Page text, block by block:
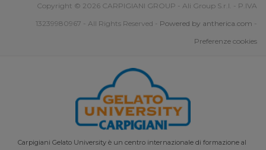
Copyright © 2026 CARPIGIANI GROUP - Ali Group S.r.l. - P.IVA
13239980967 - All Rights Reserved - Powered by antherica.com -
Preferenze cookies
Carpigiani Gelato University è un centro internazionale di formazione al